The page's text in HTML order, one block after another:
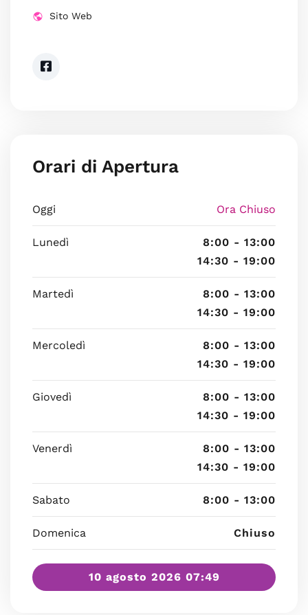
Sito Web
Orari di Apertura
Oggi Ora Chiuso
Lunedì
8:00 - 13:00
14:30 - 19:00
Martedì
8:00 - 13:00
14:30 - 19:00
Mercoledì
8:00 - 13:00
14:30 - 19:00
Giovedì
8:00 - 13:00
14:30 - 19:00
Venerdì
8:00 - 13:00
14:30 - 19:00
Sabato 8:00 - 13:00
Domenica Chiuso
10 agosto 2026 07:49